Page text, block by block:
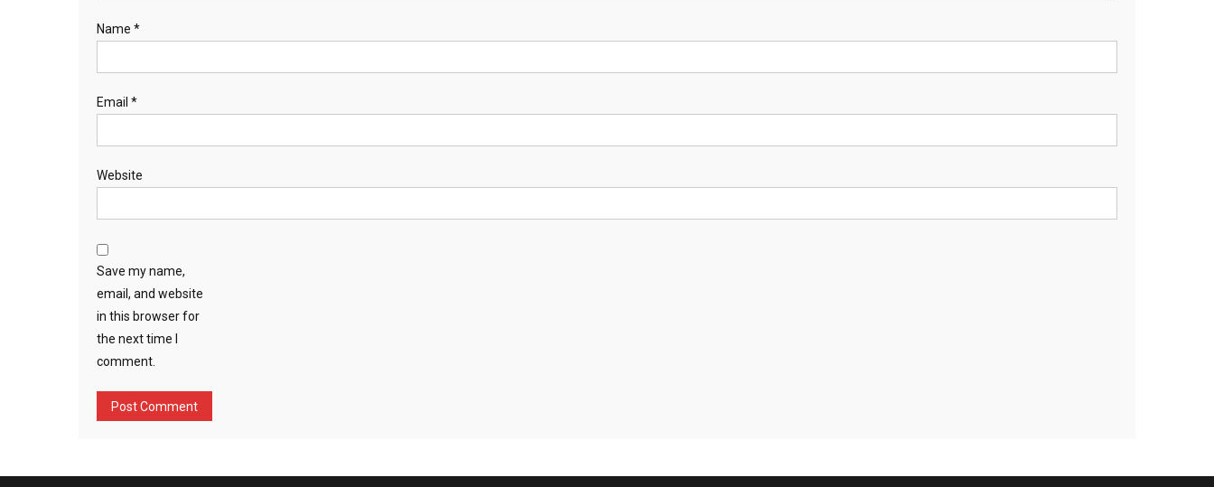
Name *
Email *
Website
Save my name,
email, and website
in this browser for
the next time I
comment.